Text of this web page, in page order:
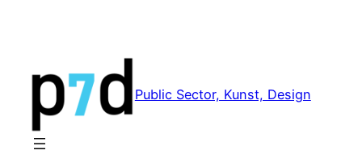
Public Sector, Kunst, Design